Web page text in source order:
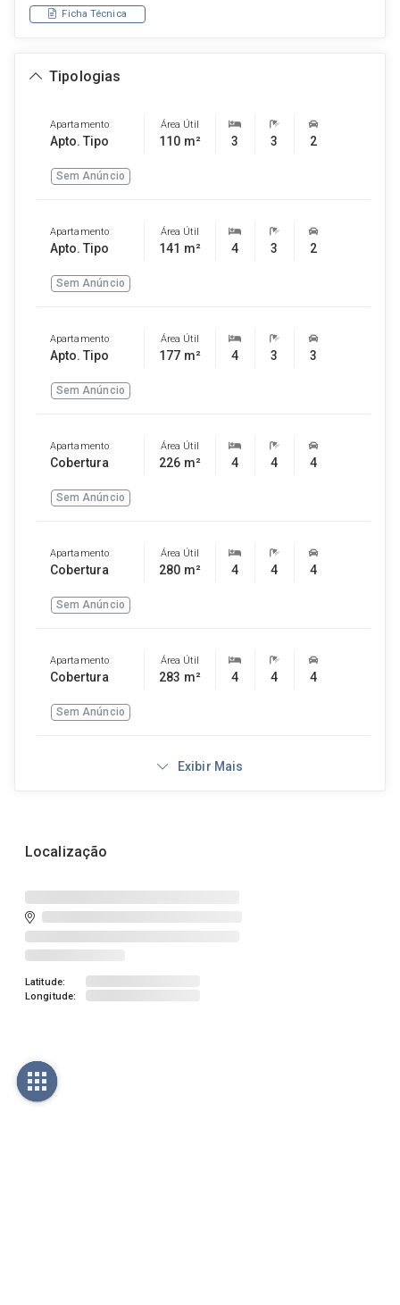
Ficha Técnica
Tipologias
Apartamento
Apto. Tipo
Área Útil
110 m² 3 3 2
Sem Anúncio
Apartamento
Apto. Tipo
Área Útil
141 m² 4 3 2
Sem Anúncio
Apartamento
Apto. Tipo
Área Útil
177 m² 4 3 3
Sem Anúncio
Apartamento
Cobertura
Área Útil
226 m² 4 4 4
Sem Anúncio
Apartamento
Cobertura
Área Útil
280 m² 4 4 4
Sem Anúncio
Apartamento
Cobertura
Área Útil
283 m² 4 4 4
Sem Anúncio
Exibir Mais
Localização
Latitude:
Longitude: